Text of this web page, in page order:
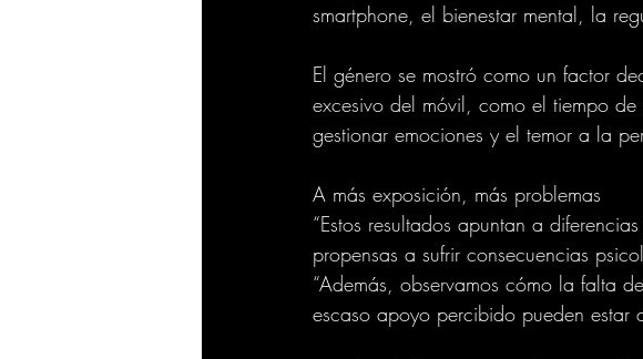
smartphone, el bienestar mental, la
El género se mostró como un factor
excesivo del móvil, como el tiempo
gestionar emociones y el temor a la
A más exposición, más problemas
“Estos resultados apuntan a
propensas a sufrir consecuencias
“Además, observamos cómo la falta
escaso apoyo percibido pueden estar